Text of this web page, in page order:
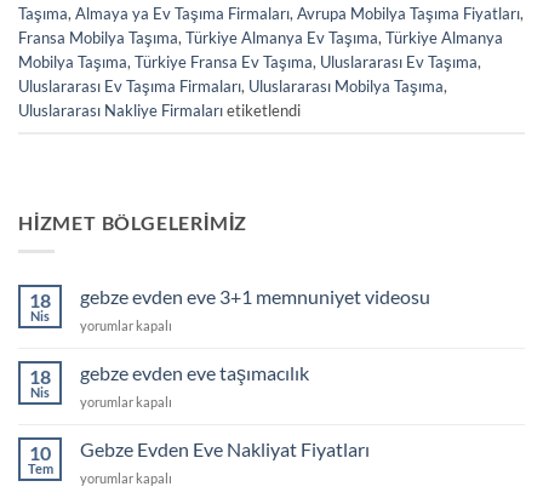
Taşıma, Almaya ya Ev Taşıma Firmaları, Avrupa Mobilya Taşıma Fiyatları,
Fransa Mobilya Taşıma, Türkiye Almanya Ev Taşıma, Türkiye Almanya
Mobilya Taşıma, Türkiye Fransa Ev Taşıma, Uluslararası Ev Taşıma,
Uluslararası Ev Taşıma Firmaları, Uluslararası Mobilya Taşıma,
Uluslararası Nakliye Firmalarıetiketlendi
HIZMET BÖLGELERIMIZ
18
Nis
gebze evden eve 3+1 memnuniyet videosu
gebze
3+1
memnuniyet
için
yorumlar kapalı
18
Nis
gebze evden eve taşımacılık
gebze
eve
için
yorumlar kapalı
10
Tem
Gebze Evden Eve Nakliyat Fiyatları
Gebze
yorumlar kapalı